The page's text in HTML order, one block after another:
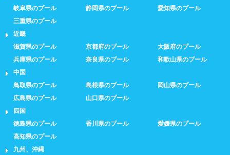
岐阜県のプール
静岡県のプール
愛知県のプール
三重県のプール
近畿
滋賀県のプール
京都府のプール
大阪府のプール
兵庫県のプール
奈良県のプール
和歌山県のプール
中国
鳥取県のプール
島根県のプール
岡山県のプール
広島県のプール
山口県のプール
四国
徳島県のプール
香川県のプール
愛媛県のプール
高知県のプール
九州、沖縄